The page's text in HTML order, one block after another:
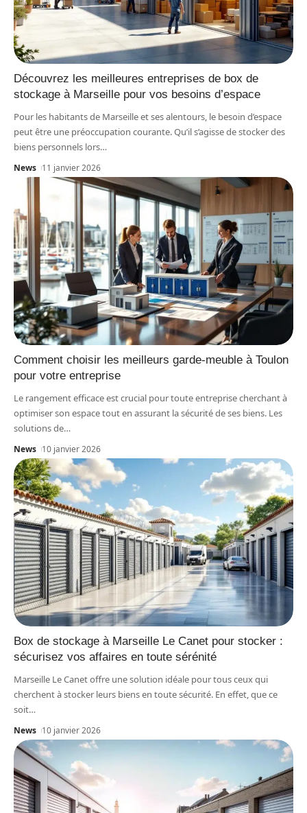
Découvrez les meilleures entreprises de box de
stockage à Marseille pour vos besoins d’espace
Pour les habitants de Marseille et ses alentours, le besoin d’espace
peut être une préoccupation courante. Qu’il s’agisse de stocker des
biens personnels lors…
News 11 janvier 2026
Comment choisir les meilleurs garde-meuble à Toulon
pour votre entreprise
Le rangement efficace est crucial pour toute entreprise cherchant à
optimiser son espace tout en assurant la sécurité de ses biens. Les
solutions de…
News 10 janvier 2026
Box de stockage à Marseille Le Canet pour stocker :
sécurisez vos affaires en toute sérénité
Marseille Le Canet offre une solution idéale pour tous ceux qui
cherchent à stocker leurs biens en toute sécurité. En effet, que ce
soit…
News 10 janvier 2026